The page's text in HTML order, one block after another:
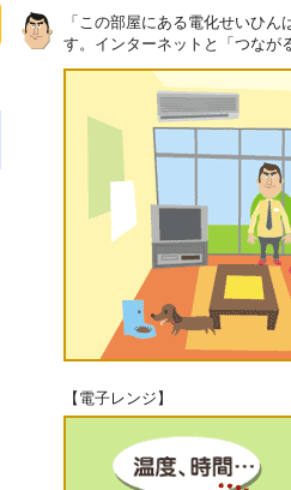
「この部屋にある電化せいひ
す。インターネットと「つなが
【電子レンジ】